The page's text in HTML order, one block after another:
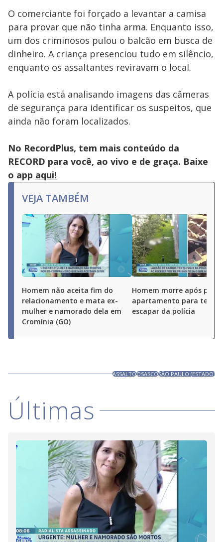
O comerciante foi forçado a levantar a camisa
para provar que não tinha arma. Enquanto isso,
um dos criminosos pulou o balcão em busca de
dinheiro. A criança presenciou tudo em silêncio,
enquanto os assaltantes reviravam o local.
A polícia está analisando imagens das câmeras
de segurança para identificar os suspeitos, que
ainda não foram localizados.
No RecordPlus, tem mais conteúdo da
RECORD para você, ao vivo e de graça. Baixe
o app aqui!
VEJA TAMBÉM
Homem não aceita fim do
relacionamento e mata ex-
mulher e namorado dela em
Cromínia (GO)
Homem morre após
apartamento para tentar
escapar da polícia
ASSALTOOSASCOSÃO PAULO (ESTADO)
Últimas